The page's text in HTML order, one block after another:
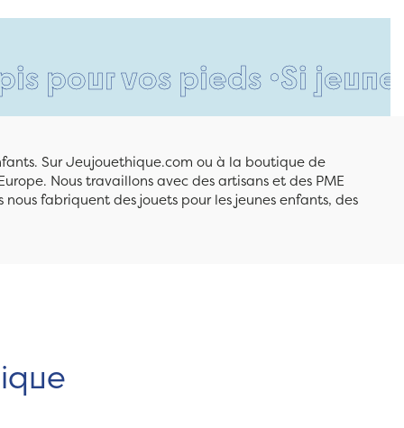
vos pieds •Si jeune et
Sur Jeujouethique.com ou à la boutique de
Nous travaillons avec des artisans et des PME
fabriquent des jouets pour les jeunes enfants, des